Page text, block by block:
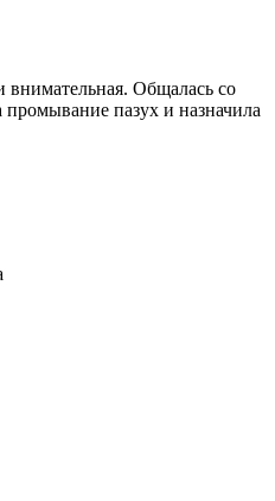
внимательная. Общалась со
пазух и назначила